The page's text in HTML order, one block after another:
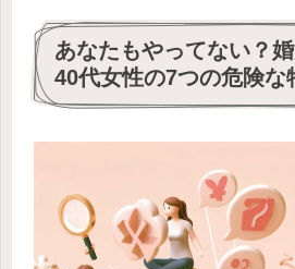
あなたもやってない？
40代女性の7つの危険な